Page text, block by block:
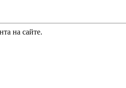
на сайте.